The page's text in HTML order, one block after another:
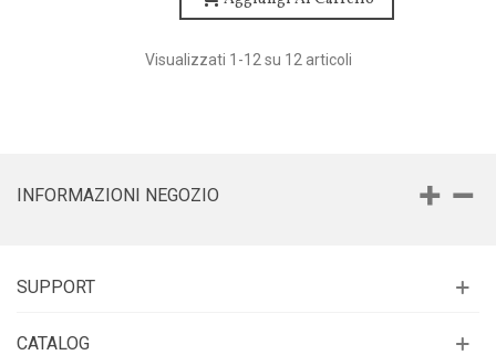
Visualizzati 1 -12 su 12 articoli
INFORMAZIONI NEGOZIO
SUPPORT
CATALOG